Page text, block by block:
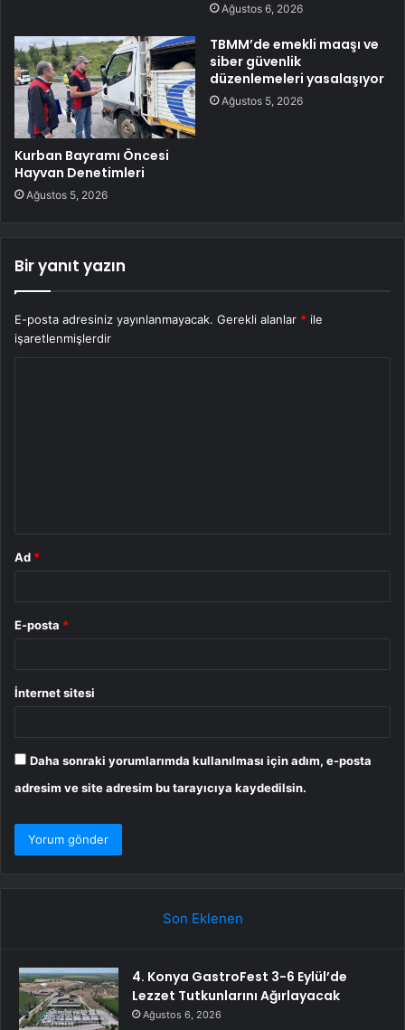
Ağustos 6, 2026
Kurban Bayramı Öncesi
Hayvan Denetimleri
Ağustos 5, 2026
TBMM’de emekli maaşı ve
siber güvenlik
düzenlemeleri yasalaşıyor
Ağustos 5, 2026
Bir yanıt yazın
E-posta adresiniz yayınlanmayacak. Gerekli alanlar * ile
işaretlenmişlerdir
Ad *
E-posta *
İnternet sitesi
Daha sonraki yorumlarımda kullanılması için adım, e-posta
adresim ve site adresim bu tarayıcıya kaydedilsin.
Son Eklenen
4. Konya GastroFest 3-6 Eylül’de
Lezzet Tutkunlarını Ağırlayacak
Ağustos 6, 2026